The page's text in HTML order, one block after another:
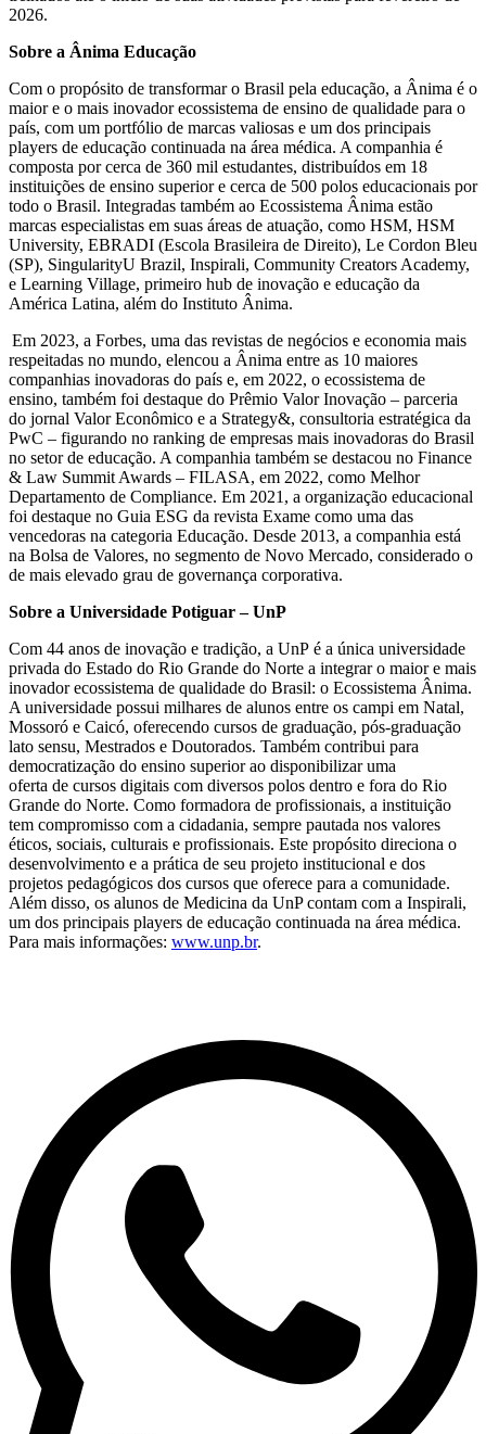
2026.
Sobre a Ânima Educação
Com o propósito de transformar o Brasil pela educação, a Ânima é o
maior e o mais inovador ecossistema de ensino de qualidade para o
país, com um portfólio de marcas valiosas e um dos principais
players de educação continuada na área médica. A companhia é
composta por cerca de 360 mil estudantes, distribuídos em 18
instituições de ensino superior e cerca de 500 polos educacionais por
todo o Brasil. Integradas também ao Ecossistema Ânima estão
marcas especialistas em suas áreas de atuação, como HSM, HSM
University, EBRADI (Escola Brasileira de Direito), Le Cordon Bleu
(SP), SingularityU Brazil, Inspirali, Community Creators Academy,
e Learning Village, primeiro hub de inovação e educação da
América Latina, além do Instituto Ânima.
Em 2023, a Forbes, uma das revistas de negócios e economia mais
respeitadas no mundo, elencou a Ânima entre as 10 maiores
companhias inovadoras do país e, em 2022, o ecossistema de
ensino, também foi destaque do Prêmio Valor Inovação – parceria
do jornal Valor Econômico e a Strategy&, consultoria estratégica da
PwC – figurando no ranking de empresas mais inovadoras do Brasil
no setor de educação. A companhia também se destacou no Finance
& Law Summit Awards – FILASA, em 2022, como Melhor
Departamento de Compliance. Em 2021, a organização educacional
foi destaque no Guia ESG da revista Exame como uma das
vencedoras na categoria Educação. Desde 2013, a companhia está
na Bolsa de Valores, no segmento de Novo Mercado, considerado o
de mais elevado grau de governança corporativa.
Sobre a Universidade Potiguar – UnP
Com 44 anos de inovação e tradição, a UnP é a única universidade
privada do Estado do Rio Grande do Norte a integrar o maior e mais
inovador ecossistema de qualidade do Brasil: o Ecossistema Ânima.
A universidade possui milhares de alunos entre os campi em Natal,
Mossoró e Caicó, oferecendo cursos de graduação, pós-graduação
lato sensu, Mestrados e Doutorados. Também contribui para
democratização do ensino superior ao disponibilizar uma
oferta de cursos digitais com diversos polos dentro e fora do Rio
Grande do Norte. Como formadora de profissionais, a instituição
tem compromisso com a cidadania, sempre pautada nos valores
éticos, sociais, culturais e profissionais. Este propósito direciona o
desenvolvimento e a prática de seu projeto institucional e dos
projetos pedagógicos dos cursos que oferece para a comunidade.
Além disso, os alunos de Medicina da UnP contam com a Inspirali,
um dos principais players de educação continuada na área médica.
Para mais informações: www.unp.br.